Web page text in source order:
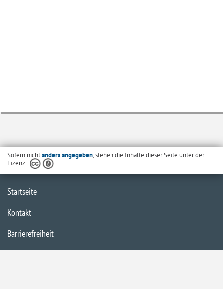
Sofern nichtanders angegeben, stehen die Inhalte dieser Seite unter der
Lizenz
Startseite
Kontakt
Barrierefreiheit